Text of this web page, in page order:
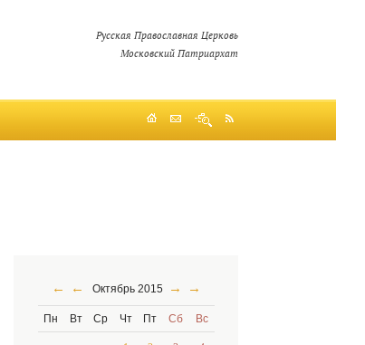
Русская Православная Церковь
Московский Патриархат
← ← Октябрь 2015 → →
Пн Вт Ср Чт Пт Сб Вс